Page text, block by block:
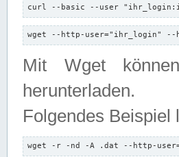
curl --basic --user
wget --http-user="ihr_login" --
Mit Wget
herunterladen.
Folgendes
wget -r -nd -A .dat --http-